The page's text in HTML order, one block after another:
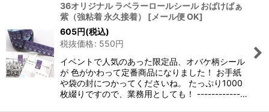
36オリジナル ラベラーロールシール おばけばぁ
紫（強粘着 永久接着）
[メール便 OK]
605円(税込)
税抜価格: 550円
イベントで人気のあった限定品、オバケ柄シール
が 色がかわって定番商品になりました！ お手紙
や袋の封につかってくださいね。 たっぷり1000
枚綴りですので、業務用としても！ ------------…